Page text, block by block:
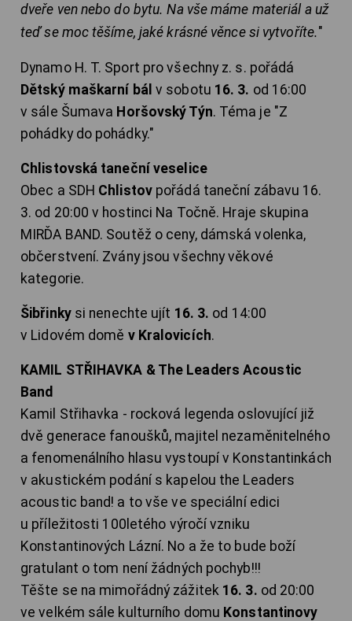
dveře ven nebo do bytu. Na vše máme materiál a už
teď se moc těšíme, jaké krásné věnce si vytvoříte."
Dynamo H. T. Sport pro všechny z. s. pořádá
Dětský maškarní bál v sobotu 16. 3. od 16:00
v sále Šumava Horšovský Týn. Téma je "Z
pohádky do pohádky."
Chlistovská taneční veselice
Obec a SDH Chlistovpořádá taneční zábavu 16.
3. od 20:00 v hostinci Na Točně. Hraje skupina
MIRĎA BAND. Soutěž o ceny, dámská volenka,
občerstvení. Zvány jsou všechny věkové
kategorie.
Šibřinkysi nenechte ujít 16. 3. od 14:00
v Lidovém domě v Kralovicích.
KAMIL STŘIHAVKA & The Leaders Acoustic
Band
Kamil Střihavka - rocková legenda oslovující již
dvě generace fanoušků, majitel nezaměnitelného
a fenomenálního hlasu vystoupí v Konstantinkách
v akustickém podání s kapelou the Leaders
acoustic band! a to vše ve speciální edici
u příležitosti 100letého výročí vzniku
Konstantinových Lázní. No a že to bude boží
gratulant o tom není žádných pochyb!!!
Těšte se na mimořádný zážitek 16. 3. od 20:00
ve velkém sále kulturního domu Konstantinovy